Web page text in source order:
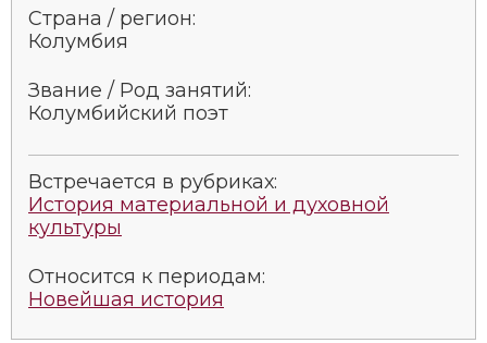
Религия и церковь
Россия
Северная Америка
Социально-экономическая история
Специальные исторические дисциплины
СССР
Страна / регион:
Колумбия
Звание / Род занятий:
Колумбийский поэт
Встречается в рубриках:
История материальной и духовной
культуры
Относится к периодам:
Новейшая история